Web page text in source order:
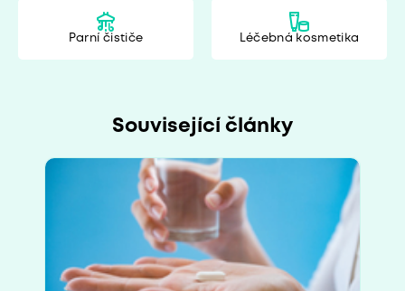
Parní čističe Léčebná kosmetika
Související články